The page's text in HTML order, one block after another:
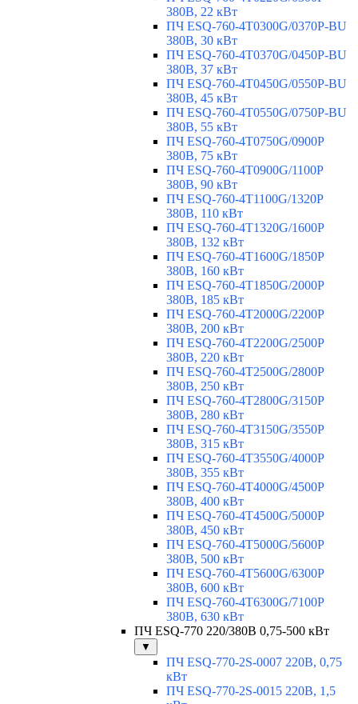
380В, 22 кВт
ПЧ ESQ-760-4T0300G/0370P-BU
380В, 30 кВт
ПЧ ESQ-760-4T0370G/0450P-BU
380В, 37 кВт
ПЧ ESQ-760-4T0450G/0550P-BU
380В, 45 кВт
ПЧ ESQ-760-4T0550G/0750P-BU
380В, 55 кВт
ПЧ ESQ-760-4T0750G/0900P
380В, 75 кВт
ПЧ ESQ-760-4T0900G/1100P
380В, 90 кВт
ПЧ ESQ-760-4T1100G/1320P
380В, 110 кВт
ПЧ ESQ-760-4T1320G/1600P
380В, 132 кВт
ПЧ ESQ-760-4T1600G/1850P
380В, 160 кВт
ПЧ ESQ-760-4T1850G/2000P
380В, 185 кВт
ПЧ ESQ-760-4T2000G/2200P
380В, 200 кВт
ПЧ ESQ-760-4T2200G/2500P
380В, 220 кВт
ПЧ ESQ-760-4T2500G/2800P
380В, 250 кВт
ПЧ ESQ-760-4T2800G/3150P
380В, 280 кВт
ПЧ ESQ-760-4T3150G/3550P
380В, 315 кВт
ПЧ ESQ-760-4T3550G/4000P
380В, 355 кВт
ПЧ ESQ-760-4T4000G/4500P
380В, 400 кВт
ПЧ ESQ-760-4T4500G/5000P
380В, 450 кВт
ПЧ ESQ-760-4T5000G/5600P
380В, 500 кВт
ПЧ ESQ-760-4T5600G/6300P
380В, 600 кВт
ПЧ ESQ-760-4T6300G/7100P
380В, 630 кВт
ПЧ ESQ-770 220/380В 0,75-500 кВт
▼
ПЧ ESQ-770-2S-0007 220В, 0,75
кВт
ПЧ ESQ-770-2S-0015 220В, 1,5